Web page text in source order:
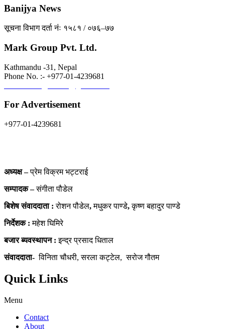
Banijya News
सूचना विभाग दर्ता नंः १५८१ / ०७६–७७
Mark Group Pvt. Ltd.
Kathmandu -31, Nepal
Phone No. :- +977-01-4239681
For Advertisement
+977-01-4239681
अध्यक्ष –प्रेम विक्रम भट्टराई
सम्पादक –संगीता पौडेल
बिशेष संवाददाता :रोशन पौडेल,मधुकर पाण्डे,कृष्ण बहादुर पाण्डे
निर्देशक :महेश घिमिरे
बजार ब्यवस्थापन : इन्द्र प्रसाद धिताल
संवाददाता-विनिता चौधरी, सरला कट्टेल, सरोज गौतम
Quick Links
Menu
Contact
About